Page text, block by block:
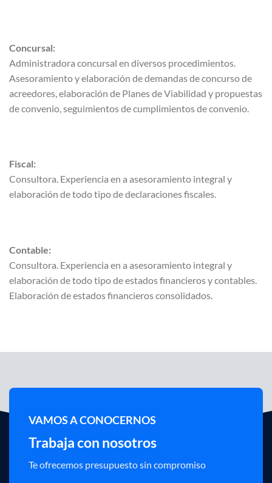
Concursal:
Administradora concursal en diversos procedimientos.
Asesoramiento y elaboración de demandas de concurso de
acreedores, elaboración de Planes de Viabilidad y propuestas
de convenio, seguimientos de cumplimientos de convenio.
Fiscal:
Consultora. Experiencia en a asesoramiento integral y
elaboración de todo tipo de declaraciones fiscales.
Contable:
Consultora. Experiencia en a asesoramiento integral y
elaboración de todo tipo de estados financieros y contables.
Elaboración de estados financieros consolidados.
VAMOS A CONOCERNOS
Trabaja con nosotros
Te ofrecemos presupuesto sin compromiso